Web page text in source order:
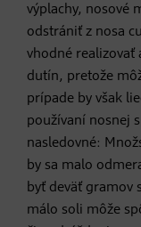
výplachy, nosové
odstrániť z nosa
vhodné realizovať
dutín, pretože
prípade by však
používaní nosnej
nasledovné:
by sa malo
byť deväť gramov
málo soli môže